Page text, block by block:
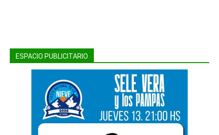
ESPACIO PUBLICITARIO